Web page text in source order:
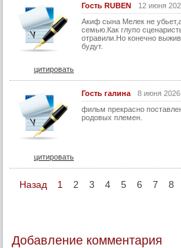
Гость RUBEN
12 июня
Акиф сына Мелек не
семью.Как глупо
отравили.Но конечно
будут.
цитировать
Гость галина
8 июня 2026
фильм прекрасно
родовых племен.
цитировать
Назад 1 2 3 4 5 6 7 8
Добавление комментария